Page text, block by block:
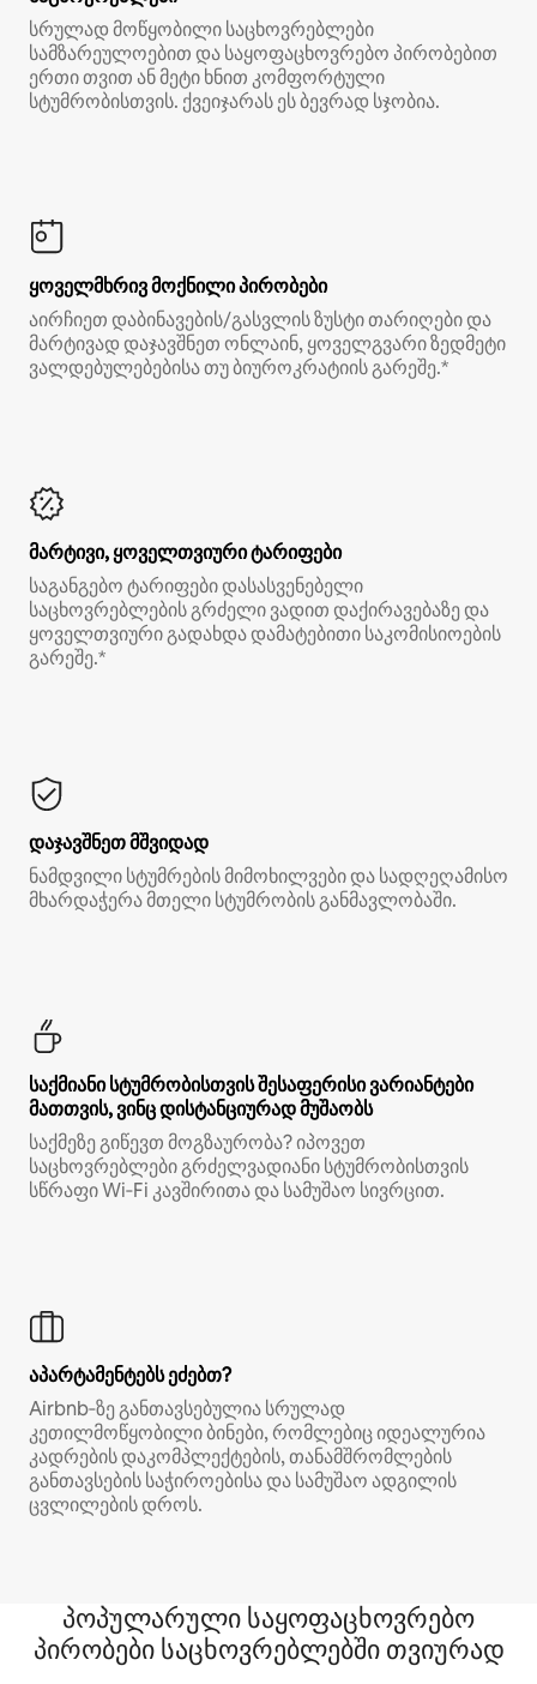
სრულად მოწყობილი საცხოვრებლები
სამზარეულოებით და საყოფაცხოვრებო პირობებით
ერთი თვით ან მეტი ხნით კომფორტული
სტუმრობისთვის. ქვეიჯარას ეს ბევრად სჯობია.
ყოველმხრივ მოქნილი პირობები
აირჩიეთ დაბინავების/გასვლის ზუსტი თარიღები და
მარტივად დაჯავშნეთ ონლაინ, ყოველგვარი ზედმეტი
ვალდებულებებისა თუ ბიუროკრატიის გარეშე.*
მარტივი, ყოველთვიური ტარიფები
საგანგებო ტარიფები დასასვენებელი
საცხოვრებლების გრძელი ვადით დაქირავებაზე და
ყოველთვიური გადახდა დამატებითი საკომისიოების
გარეშე.*
დაჯავშნეთ მშვიდად
ნამდვილი სტუმრების მიმოხილვები და სადღეღამისო
მხარდაჭერა მთელი სტუმრობის განმავლობაში.
საქმიანი სტუმრობისთვის შესაფერისი ვარიანტები
მათთვის, ვინც დისტანციურად მუშაობს
საქმეზე გიწევთ მოგზაურობა? იპოვეთ
საცხოვრებლები გრძელვადიანი სტუმრობისთვის
სწრაფი Wi‑Fi კავშირითა და სამუშაო სივრცით.
აპარტამენტებს ეძებთ?
Airbnb‑ზე განთავსებულია სრულად
კეთილმოწყობილი ბინები, რომლებიც იდეალურია
კადრების დაკომპლექტების, თანამშრომლების
განთავსების საჭიროებისა და სამუშაო ადგილის
ცვლილების დროს.
პოპულარული საყოფაცხოვრებო
პირობები საცხოვრებლებში თვიურად